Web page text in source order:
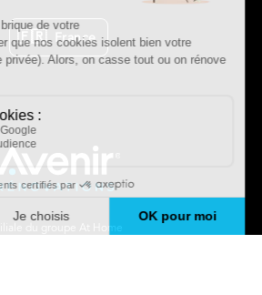
🇫🇷 France
Filiale du groupe At Home